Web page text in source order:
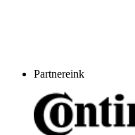
Partnereink